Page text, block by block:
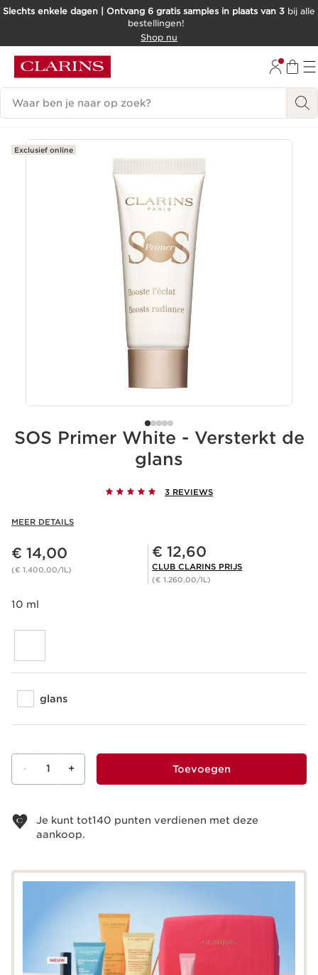
DOORGAAN NAAR INHOUD
Slechts enkele dagen | Ontvang 6 gratis samples in plaats van 3 bij alle
bestellingen!
Shop nu
Zoekgeschiedenis
Exclusief online
SOS Primer White - Versterkt de
glans
3 REVIEWS
MEER DETAILS
Dit is nu de prijs € 14,00
€ 14,00
(€ 1.400,00/1L)
Club Clarins Prijs € 12,60
€ 12,60
CLUB CLARINS PRIJS
(€ 1.260,00/1L)
10 ml
glans
- 1 + Toevoegen
Je kunt tot140 punten verdienen met deze
aankoop.